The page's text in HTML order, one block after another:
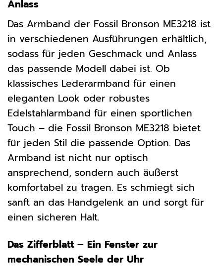
Anlass
Das Armband der Fossil Bronson ME3218 ist
in verschiedenen Ausführungen erhältlich,
sodass für jeden Geschmack und Anlass
das passende Modell dabei ist. Ob
klassisches Lederarmband für einen
eleganten Look oder robustes
Edelstahlarmband für einen sportlichen
Touch – die Fossil Bronson ME3218 bietet
für jeden Stil die passende Option. Das
Armband ist nicht nur optisch
ansprechend, sondern auch äußerst
komfortabel zu tragen. Es schmiegt sich
sanft an das Handgelenk an und sorgt für
einen sicheren Halt.
Das Zifferblatt – Ein Fenster zur
mechanischen Seele der Uhr